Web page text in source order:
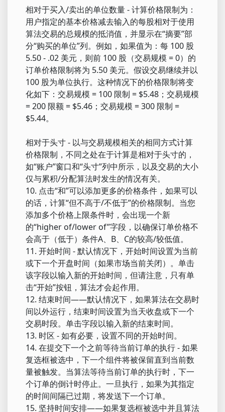
相对于买入/卖出的单位数量 - 计算价格限制为：
用户指定的基本价格减去输入的每股相对于使用
算法交易的总规模的抵消值，并显示在“摘要”部
分“购买的单位”列。例如，如果值为：每 100 股
5.50 - .02 美元，则前 100 股（交易规模 = 0）的
订单价格限制将为 5.50 美元。假设交易继续并以
100 股为单位执行。这种情况下的价格限制将变
化如下：交易规模 = 100 限制 = $5.48；交易规模
= 200 限额 = $5.46；交易规模 = 300 限制 =
$5.44。
相对于头寸 - 以与交易规模相关的相同方式计算
价格限制，不同之处在于计算是相对于头寸的，
如“账户”窗口和“头寸”列中所示，以及交易的大小
仅与累积/分配算法时发生的情况有关。
10. 点击“和”可以添加更多的价格条件，如果可以
的话，计算“但不高于/不低于”的价格限制。当您
添加多个价格上限条件时，会出现一个新
的“higher of/lower of”字段，以确保订单价格不
会高于（低于）条件A、B、C的较高/较低值。
11. 开始时间 - 默认情况下，开始时间设置为当前
或下一个开盘时间（如果市场当前关闭）。单击
该字段以输入新的开始时间，但请注意，只有单
击“开始”按钮，算法才会起作用。
12. 结束时间——默认情况下，如果算法在交易时
间以外运行，结束时间设置为当天收盘或下一个
交易时段。单击字段以输入新的结束时间。
13. 时区 - 如有必要，设置不同的开始时间。
14. 在提交下一个之前等待当前订单的执行 - 如果
复选框被选中，下一个组件将被保留直到当前数
量被触发。当算法等待当前订单的执行时，下一
个订单的倒计时停止。一旦执行，如果为其指定
的时间间隔已过期，将发送下一个订单。
15. 坚持时间安排——如果复选框被选中并且算法